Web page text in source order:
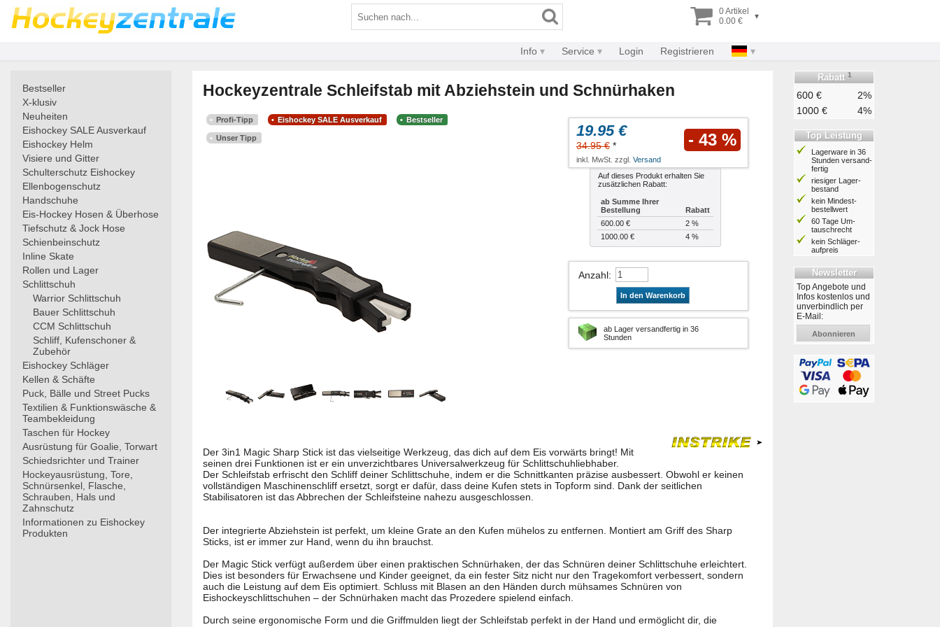
0 Artikel
0.00 €
▾
Info Service Login Registrieren
Bestseller
X-klusiv
Neuheiten
Eishockey SALE Ausverkauf
Eishockey Helm
Visiere und Gitter
Schulterschutz Eishockey
Ellenbogenschutz
Handschuhe
Eis-Hockey Hosen & Überhose
Tiefschutz & Jock Hose
Schienbeinschutz
Inline Skate
Rollen und Lager
Schlittschuh
Warrior Schlittschuh
Bauer Schlittschuh
CCM Schlittschuh
Schliff, Kufenschoner &
Zubehör
Eishockey Schläger
Kellen & Schäfte
Puck, Bälle und Street Pucks
Textilien & Funktionswäsche &
Teambekleidung
Taschen für Hockey
Ausrüstung für Goalie, Torwart
Schiedsrichter und Trainer
Hockeyausrüstung, Tore,
Schnürsenkel, Flasche,
Schrauben, Hals und
Zahnschutz
Informationen zu Eishockey
Produkten
Hockeyzentrale Schleifstab mit Abziehstein und Schnürhaken
Profi-Tipp Eishockey SALE Ausverkauf Bestseller
Unser Tipp 19.95 €
34.95 € * - 43 %
inkl. MwSt. zzgl. Versand
Auf dieses Produkt erhalten Sie
zusätzlichen Rabatt:
ab Summe Ihrer
Bestellung
Rabatt
600.00 €
2 %
1000.00 €
4 %
Anzahl:
In den Warenkorb
ab Lager versandfertig in 36
Stunden
Der 3in1 Magic Sharp Stick ist das vielseitige Werkzeug, das dich auf dem Eis vorwärts bringt! Mit
seinen drei Funktionen ist er ein unverzichtbares Universalwerkzeug für Schlittschuhliebhaber.
Der Schleifstab erfrischt den Schliff deiner Schlittschuhe, indem er die Schnittkanten präzise ausbessert. Obwohl er keinen
vollständigen Maschinenschliff ersetzt, sorgt er dafür, dass deine Kufen stets in Topform sind. Dank der seitlichen
Stabilisatoren ist das Abbrechen der Schleifsteine nahezu ausgeschlossen.
Der integrierte Abziehstein ist perfekt, um kleine Grate an den Kufen mühelos zu entfernen. Montiert am Griff des Sharp
Sticks, ist er immer zur Hand, wenn du ihn brauchst.
Der Magic Stick verfügt außerdem über einen praktischen Schnürhaken, der das Schnüren deiner Schlittschuhe erleichtert.
Dies ist besonders für Erwachsene und Kinder geeignet, da ein fester Sitz nicht nur den Tragekomfort verbessert, sondern
auch die Leistung auf dem Eis optimiert. Schluss mit Blasen an den Händen durch mühsames Schnüren von
Eishockeyschlittschuhen – der Schnürhaken macht das Prozedere spielend einfach.
Durch seine ergonomische Form und die Griffmulden liegt der Schleifstab perfekt in der Hand und ermöglicht dir, die
Rabatt 1
600 €
2%
1000 €
4%
Top Leistung
Lagerware in 36
Stunden ver­sand­
fertig
riesiger Lager­
bestand
kein Mindest­
bestell­wert
60 Tage Um­
tausch­recht
kein Schläger­
aufpreis
Newsletter
Top Angebote und
Infos kostenlos und
unverbindlich per
E-Mail:
Abonnieren